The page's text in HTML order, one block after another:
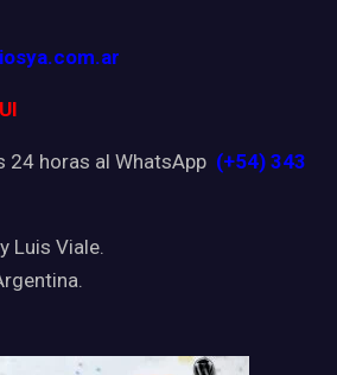
horas al WhatsApp (+54) 343
Luis Viale.